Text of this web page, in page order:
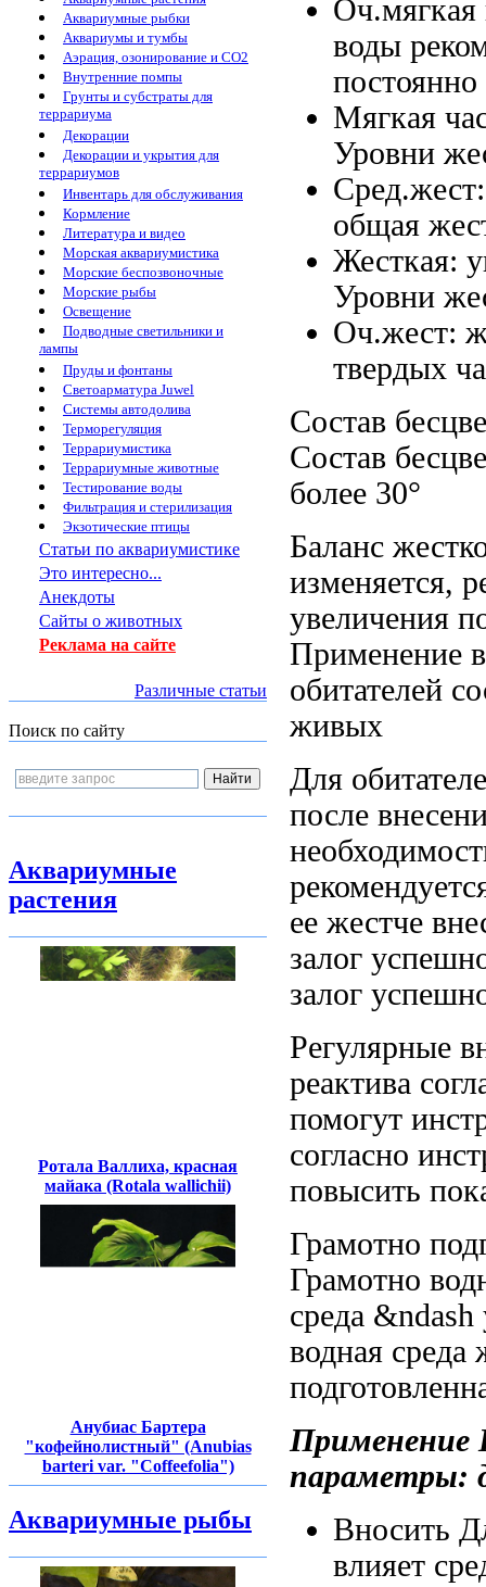
Аквариумные рыбки
Аквариумы и тумбы
Аэрация, озонирование и CO2
Внутренние помпы
Грунты и субстраты для
террариума
Декорации
Декорации и укрытия для
террариумов
Инвентарь для обслуживания
Кормление
Литература и видео
Морская аквариумистика
Морские беспозвоночные
Морские рыбы
Освещение
Подводные светильники и
лампы
Пруды и фонтаны
Светоарматура Juwel
Системы автодолива
Терморегуляция
Террариумистика
Террариумные животные
Тестирование воды
Фильтрация и стерилизация
Экзотические птицы
Статьи по аквариумистике
Это интересно...
Анекдоты
Сайты о животных
Реклама на сайте
Различные статьи
Поиск по сайту
Аквариумные
растения
Ротала Валлиха, красная
майака (Rotala wallichii)
Анубиас Бартера
"кофейнолистный" (Anubias
barteri var. "Coffeefolia")
Аквариумные рыбы
Оч.мягкая
воды
постоянно
Мягкая
Уровни
общая
Жесткая:
Уровни
Оч.жест:
твердых
Состав
Состав
более 30°
Баланс
изменяется,
увеличения
Применение
обитателей
живых
Для
после
ее жестче
залог
залог
Регулярные
реактива
помогут
согласно
повысить
Грамотно
Грамотно
среда &ndash
водная среда
Применение
параметры:
Вносить
влияет